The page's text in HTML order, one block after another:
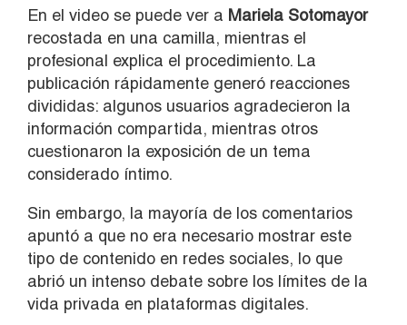
En el video se puede ver a Mariela Sotomayor
recostada en una camilla, mientras el
profesional explica el procedimiento. La
publicación rápidamente generó reacciones
divididas: algunos usuarios agradecieron la
información compartida, mientras otros
cuestionaron la exposición de un tema
considerado íntimo.
Sin embargo, la mayoría de los comentarios
apuntó a que no era necesario mostrar este
tipo de contenido en redes sociales, lo que
abrió un intenso debate sobre los límites de la
vida privada en plataformas digitales.